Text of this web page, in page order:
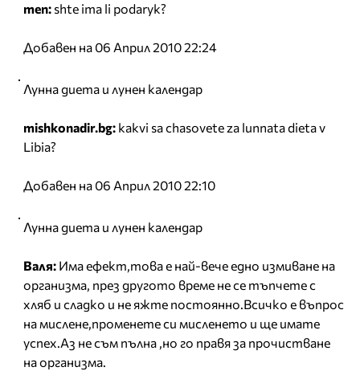
men: shte ima li podaryk?
Добавен на 06 Април 2010 22:24
Лунна диета и лунен календар
mishkonadir.bg: kakvi sa chasovete za lunnata dieta v
Libia?
Добавен на 06 Април 2010 22:10
Лунна диета и лунен календар
Валя: Има ефект,това е най-вече едно измиване на
организма, през другото време не се тъпчете с
хляб и сладко и не яжте постоянно.Всичко е въпрос
на мислене,променете си мисленето и ще имате
успех.Аз не съм пълна ,но го правя за прочистване
на организма.